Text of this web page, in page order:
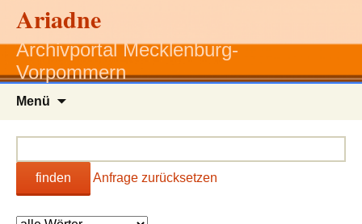
Ariadne
Archivportal Mecklenburg-
Vorpommern
Menü
finden Anfrage zurücksetzen